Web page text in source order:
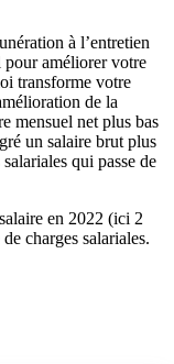
à l’entretien
pour améliorer votre
transforme votre
de la
mensuel net plus bas
un salaire brut plus
qui passe de
en 2022 (ici 2
charges salariales.